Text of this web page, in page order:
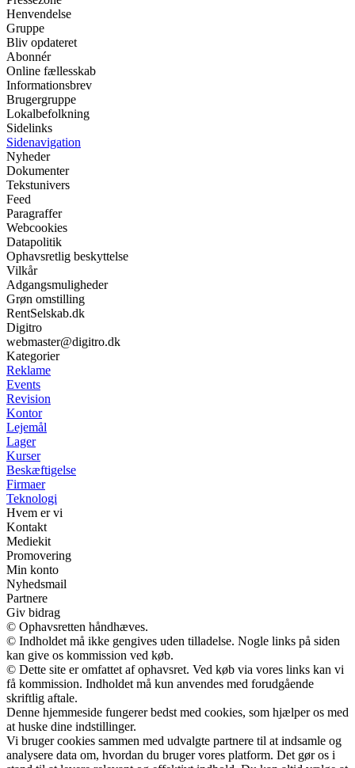
Henvendelse
Gruppe
Bliv opdateret
Abonnér
Online fællesskab
Informationsbrev
Brugergruppe
Lokalbefolkning
Sidelinks
Sidenavigation
Nyheder
Dokumenter
Tekstunivers
Feed
Paragraffer
Webcookies
Datapolitik
Ophavsretlig beskyttelse
Vilkår
Adgangsmuligheder
Grøn omstilling
RentSelskab.dk
Digitro
webmaster@digitro.dk
Kategorier
Reklame
Events
Revision
Kontor
Lejemål
Lager
Kurser
Beskæftigelse
Firmaer
Teknologi
Hvem er vi
Kontakt
Mediekit
Promovering
Min konto
Nyhedsmail
Partnere
Giv bidrag
© Ophavsretten håndhæves.
© Indholdet må ikke gengives uden tilladelse. Nogle links på siden
kan give os kommission ved køb.
© Dette site er omfattet af ophavsret. Ved køb via vores links kan vi
få kommission. Indholdet må kun anvendes med forudgående
skriftlig aftale.
Denne hjemmeside fungerer bedst med cookies, som hjælper os med
at huske dine indstillinger.
Vi bruger cookies sammen med udvalgte partnere til at indsamle og
analysere data om, hvordan du bruger vores platform. Det gør os i